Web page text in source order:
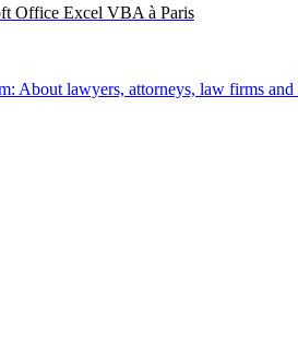
Office Excel VBA à Paris
About lawyers, attorneys, law firms